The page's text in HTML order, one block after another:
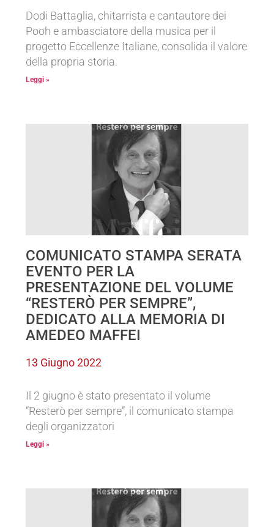
Dodi Battaglia, chitarrista e cantautore dei
Pooh e ambasciatore della musica per il
progetto Eccellenze Italiane, consolida il valore
della propria storia.
Leggi »
COMUNICATO STAMPA SERATA
EVENTO PER LA
PRESENTAZIONE DEL VOLUME
“RESTERÒ PER SEMPRE”,
DEDICATO ALLA MEMORIA DI
AMEDEO MAFFEI
13 Giugno 2022
Il 2 giugno è stato presentato il volume
“Resterò per sempre”, il comunicato stampa
degli organizzatori
Leggi »